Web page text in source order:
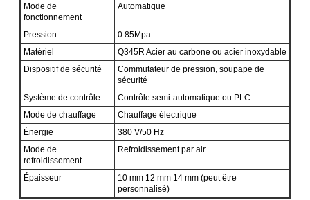
Mode de
fonctionnement
Automatique
Pression
0.85Mpa
Matériel
Q345R Acier au carbone ou acier inoxydable
Dispositif de sécurité
Commutateur de pression, soupape de
sécurité
Système de contrôle
Contrôle semi-automatique ou PLC
Mode de chauffage
Chauffage électrique
Énergie
380 V/50 Hz
Mode de
refroidissement
Refroidissement par air
Épaisseur
10 mm 12 mm 14 mm (peut être
personnalisé)